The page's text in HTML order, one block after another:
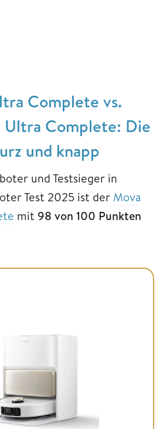
Complete vs.
Ultra Complete: Die
und knapp
und Testsieger in
Test 2025 ist der Mova
mit 98 von 100 Punkten